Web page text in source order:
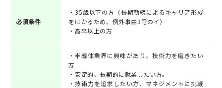
必須条件
・35歳以下の方（長期勤続によるキャリア形成
をはかるため、例外事由3号のイ）
・高卒以上の方
・半導体業界に興味があり、技術力を磨きたい
方
・安定的、長期的に就業したい方。
・技術力を追求したい方、マネジメントに挑戦